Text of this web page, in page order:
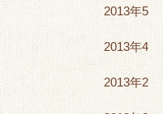
年5
年4
年2